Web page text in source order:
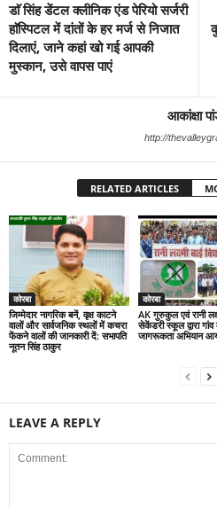
डाॅ सिंह डेंटल क्लीनिक एंड पेरियो सर्जरी
हाॅस्पिटल में दांतों के हर मर्ज से निजात
दिलाएं, जाने कहां खो गई आपकी
मुस्कान, उसे वापस पाएं
आकांक्षा
http://
RELATED ARTICLES
कोरबा
जिम्मेदार नागरिक बनें, वृक्ष काटने
वालों और सार्वजनिक स्थलों में कचरा
फेंकने वालों की जानकारी दें: सभापति
नूतन सिंह ठाकुर
कोरबा
AK गुरुकुल एवं रानी
सेकेंडरी स्कूल द्वारा
जागरूकता अभियान
LEAVE A REPLY